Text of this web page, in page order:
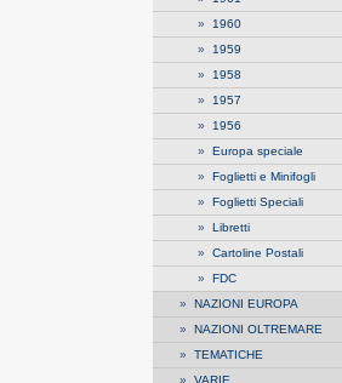
» 1960
» 1959
» 1958
» 1957
» 1956
» Europa speciale
» Foglietti e Minifogli
» Foglietti Speciali
» Libretti
» Cartoline Postali
» FDC
» NAZIONI EUROPA
» NAZIONI OLTREMARE
» TEMATICHE
» VARIE